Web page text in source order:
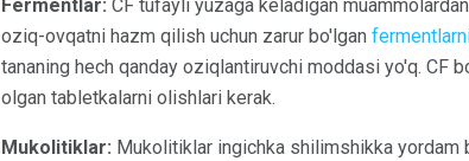
Fermentlar: CF tufayli yuzaga keladigan
oziq-ovqatni hazm qilish uchun zarur bo'lgan
tananing hech qanday oziqlantiruvchi moddasi yo'q. CF
olgan tabletkalarni olishlari kerak.
Mukolitiklar: Mukolitiklar ingichka shilimshikka